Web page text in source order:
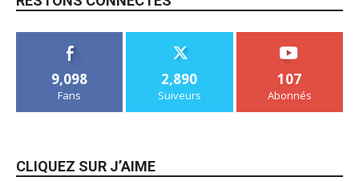
9,098
Fans
2,890
Suiveurs
107
Abonnés
CLIQUEZ SUR J’AIME